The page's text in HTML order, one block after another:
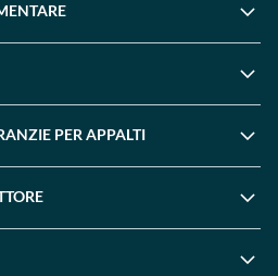
PER APPALTI